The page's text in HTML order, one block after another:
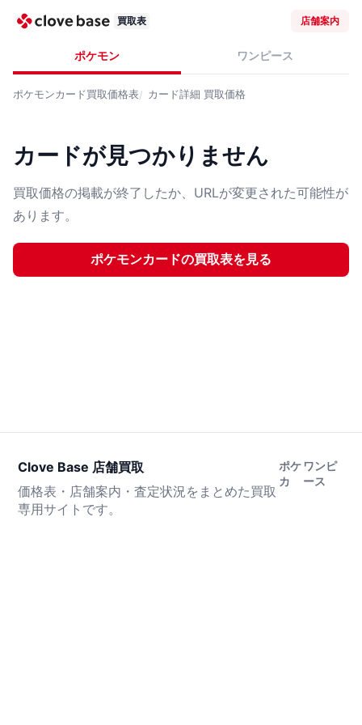
買取表 店舗案内
ポケモン ワンピース
ポケモンカード買取価格表 カード詳細 買取価格
カードが見つかりません
買取価格の掲載が終了したか、URLが変更された可能性が
あります。
ポケモンカードの買取表を見る
Clove Base 店舗買取
価格表・店舗案内・査定状況をまとめた買取
専用サイトです。
ポケ
カ
ワンピ
ース